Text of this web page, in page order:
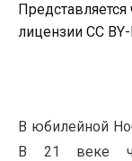
лицензии CC
В юбилейной
В 21 веке